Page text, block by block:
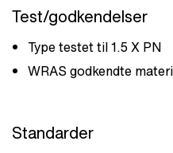
Test/godkendelser
Type testet til 1.5 X PN
WRAS godkendte
Standarder